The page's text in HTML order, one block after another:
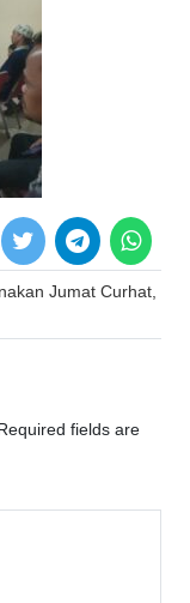
Jumat Curhat,
Required fields are